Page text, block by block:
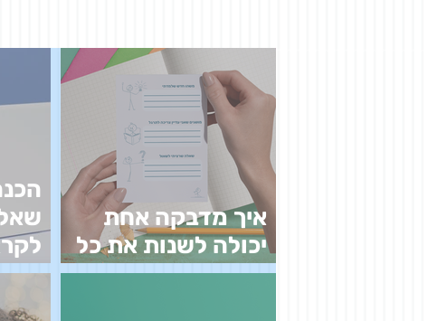
איך מדבקה אחת
יכולה לשנות את כל
הלמידה